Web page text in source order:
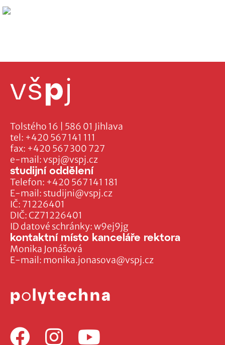
Tolstého 16 | 586 01 Jihlava
tel: +420 567 141 111
fax: +420 567 300 727
e-mail:vspj@vspj.cz
IČ: 71226401
DIČ: CZ71226401
ID datové schránky: w9ej9jg
studijní oddělení
Telefon: +420 567 141 181
E-mail: studijni@vspj.cz
kontaktní místo kanceláře rektora
Monika Jonášová
E-mail: monika.jonasova@vspj.cz